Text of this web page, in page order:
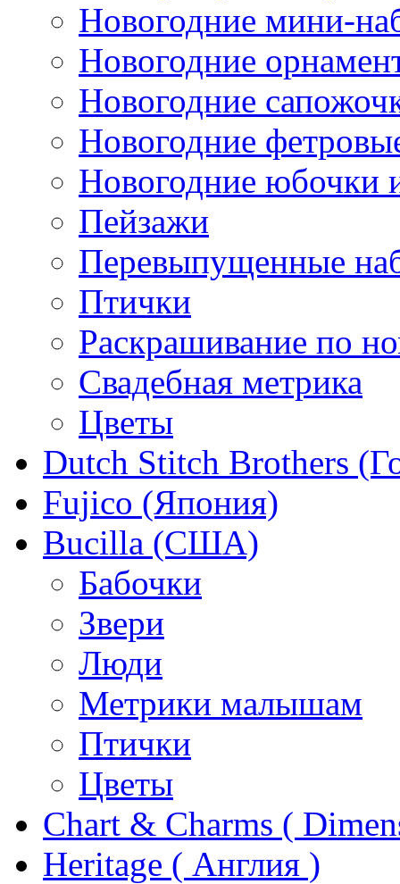
Новогодние мини-
Новогодние
Новогодние
Новогодние
Новогодние юбочки
Пейзажи
Перевыпущенные
Птички
Раскрашивание по
Свадебная метрика
Цветы
Dutch Stitch Brothers
Fujico (Япония)
Bucilla (США)
Бабочки
Звери
Люди
Метрики малышам
Птички
Цветы
Chart & Charms (
Heritage ( Англия )